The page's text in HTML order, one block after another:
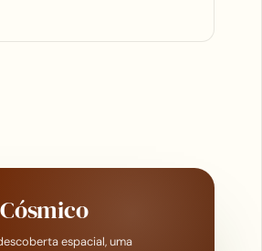
espacial, uma